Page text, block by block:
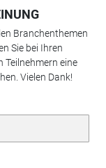
Branchenthemen
Sie bei Ihren
Teilnehmern eine
Vielen Dank!